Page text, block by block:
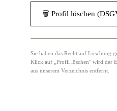
🗑 Profil löschen
Sie haben das Recht auf Löschung
Klick auf „Profil löschen" wird der
aus unserem Verzeichnis entfernt.